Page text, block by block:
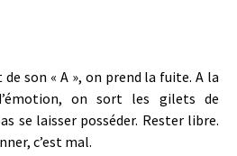
son « A », on prend la fuite. A la
on sort les gilets de
se laisser posséder. Rester libre.
c’est mal.